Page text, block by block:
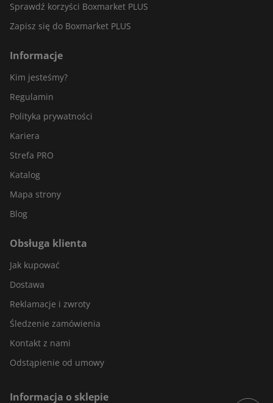
Sprawdź korzyści Boxmarket PLUS
Zapisz się do Boxmarket PLUS
Informacje
Kim jesteśmy?
Regulamin
Polityka prywatności
Kariera
Strefa PRO
Katalog
Mapa strony
Blog
Obsługa klienta
Jak kupować
Dostawa
Reklamacje i zwroty
Śledzenie zamówienia
Kontakt z nami
Odstąpienie od umowy
Informacja o sklepie